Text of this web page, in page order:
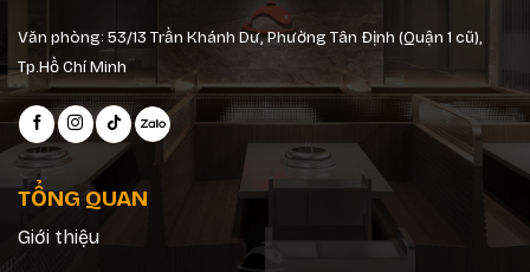
Văn phòng: 53/13 Trần Khánh Dư, Phường Tân Định (Quận 1 cũ),
Tp.Hồ Chí Minh
TỔNG QUAN
Giới thiệu